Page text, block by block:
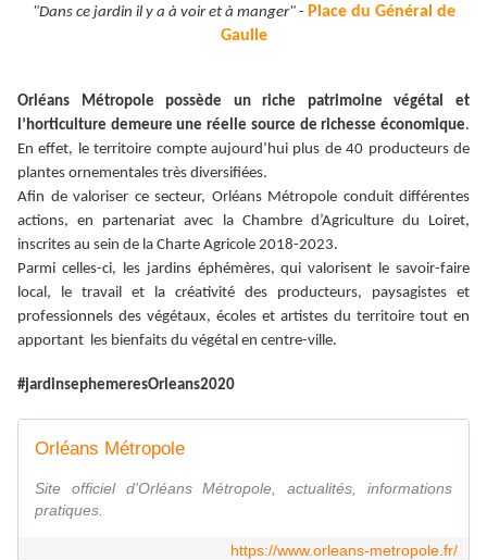
"Dans ce jardin il y a à voir et à manger"- Place du Général de
Gaulle
Orléans Métropole possède un riche patrimoine végétal et
l’horticulture demeure une réelle source de richesse économique.
En effet, le territoire compte aujourd’hui plus de 40 producteurs de
plantes ornementales très diversifiées.
Afin de valoriser ce secteur, Orléans Métropole conduit différentes
actions, en partenariat avec la Chambre d’Agriculture du Loiret,
inscrites au sein de la Charte Agricole 2018-2023.
Parmi celles-ci, les jardins éphémères, qui valorisent le savoir-faire
local, le travail et la créativité des producteurs, paysagistes et
professionnels des végétaux, écoles et artistes du territoire tout en
apportant les bienfaits du végétal en centre-ville.
#jardinsephemeresOrleans2020
Orléans Métropole
Site officiel d'Orléans Métropole, actualités, informations
pratiques.
https://www.orleans-metropole.fr/